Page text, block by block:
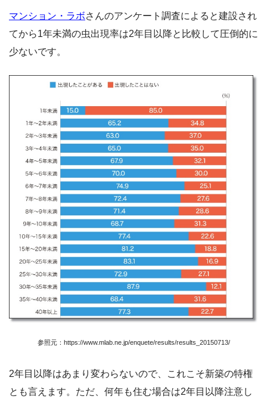
マンション・ラボさんのアンケート調査によると建設され
てから1年未満の虫出現率は2年目以降と比較して圧倒的に
少ないです。
参照元：https://www.mlab.ne.jp/enquete/results/results_20150713/
2年目以降はあまり変わらないので、これこそ新築の特権
とも言えます。ただ、何年も住む場合は2年目以降注意し